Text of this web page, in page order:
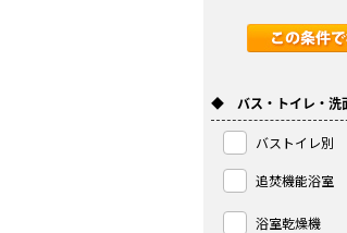
◆ バス・トイレ・洗
バストイレ別
追焚機能浴室
浴室乾燥機